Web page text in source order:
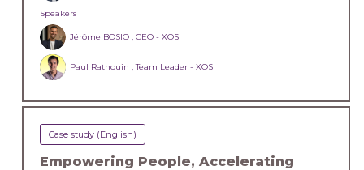
Speakers
Jérôme BOSIO , CEO - XOS
Paul Rathouin , Team Leader - XOS
Case study (English)
Empowering People, Accelerating